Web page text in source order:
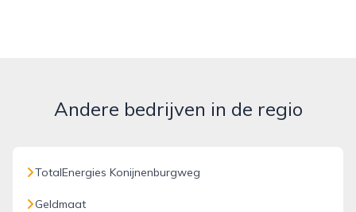
Andere bedrijven in de regio
TotalEnergies Konijnenburgweg
Geldmaat